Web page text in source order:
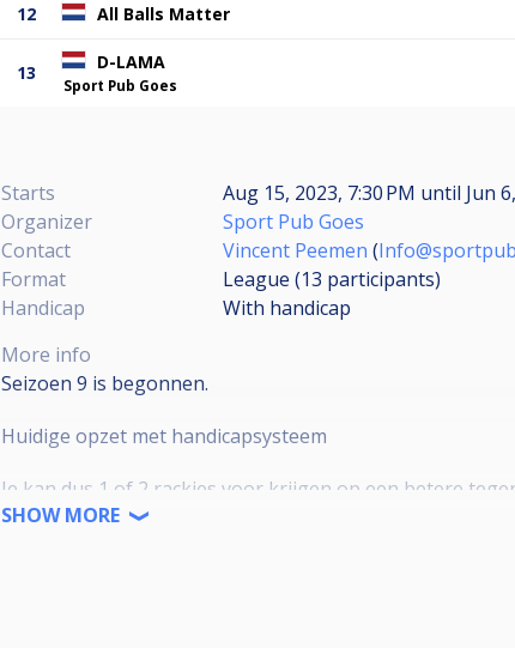
12 All Balls Matter
13 D-LAMA
Sport Pub Goes
Starts Aug 15, 2023, 7:30 PM until Jun
Organizer
Sport Pub Goes
Contact
Vincent Peemen (
Format
League (13 participants)
Handicap
With handicap
More info
Seizoen 9 is begonnen.
Huidige opzet met handicapsysteem
Je kan dus 1 of 2 rackjes voor krijgen op een betere
Hierdoor blijft het voor iedereen leuk en wordt het
SHOW MORE